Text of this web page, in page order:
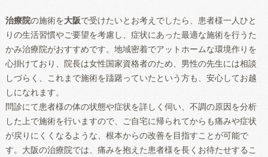
治療院の施術を大阪で受けたいとお考えでしたら、患者様一人ひと
りの生活習慣やご要望を考慮し、症状にあった最適な施術を行うた
かみ治療院がおすすめです。地域密着でアットホームな環境作りを
心掛けており、院長は女性国家資格者のため、男性の先生には相談
しづらく、これまで施術を躊躇っていたという方も、安心してお越
しになれます。
問診にて患者様の体の状態や症状を詳しく伺い、不調の原因を分析
した上で施術を行いますので、ご自宅に帰られてからも痛みや症状
が戻りにくくなるような、根本からの改善を目指すことが可能で
す。 大阪の治療院では、痛みを抱えた患者様を長くお待たせするこ